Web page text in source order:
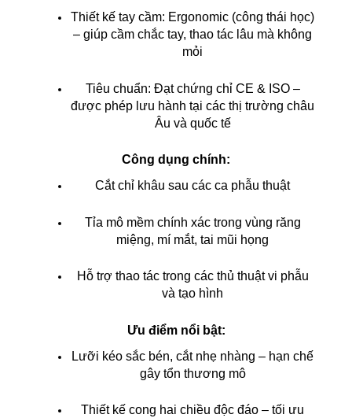
Thiết kế tay cầm: Ergonomic (công thái học)
– giúp cầm chắc tay, thao tác lâu mà không
mỏi
Tiêu chuẩn: Đạt chứng chỉ CE & ISO –
được phép lưu hành tại các thị trường châu
Âu và quốc tế
Công dụng chính:
Cắt chỉ khâu sau các ca phẫu thuật
Tỉa mô mềm chính xác trong vùng răng
miệng, mí mắt, tai mũi họng
Hỗ trợ thao tác trong các thủ thuật vi phẫu
và tạo hình
Ưu điểm nổi bật:
Lưỡi kéo sắc bén, cắt nhẹ nhàng – hạn chế
gây tổn thương mô
Thiết kế cong hai chiều độc đáo – tối ưu